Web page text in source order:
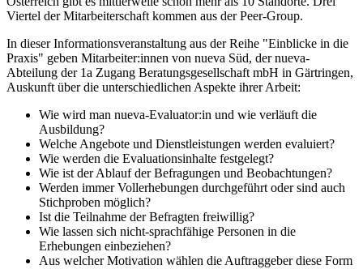
Viertel der Mitarbeiterschaft kommen aus der Peer-Group.
In dieser Informationsveranstaltung aus der Reihe "Einblicke in die
Praxis" geben Mitarbeiter:innen von nueva Süd, der nueva-
Abteilung der 1a Zugang Beratungsgesellschaft mbH in Gärtringen,
Auskunft über die unterschiedlichen Aspekte ihrer Arbeit:
Wie wird man nueva-Evaluator:in und wie verläuft die
Ausbildung?
Welche Angebote und Dienstleistungen werden evaluiert?
Wie werden die Evaluationsinhalte festgelegt?
Wie ist der Ablauf der Befragungen und Beobachtungen?
Werden immer Vollerhebungen durchgeführt oder sind auch
Stichproben möglich?
Ist die Teilnahme der Befragten freiwillig?
Wie lassen sich nicht-sprachfähige Personen in die
Erhebungen einbeziehen?
Aus welcher Motivation wählen die Auftraggeber diese Form